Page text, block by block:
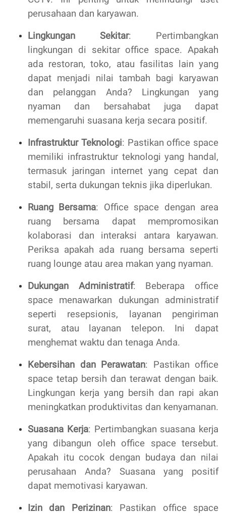
perusahaan dan karyawan.
Lingkungan Sekitar: Pertimbangkan
lingkungan di sekitar office space. Apakah
ada restoran, toko, atau fasilitas lain yang
dapat menjadi nilai tambah bagi karyawan
dan pelanggan Anda? Lingkungan yang
nyaman dan bersahabat juga dapat
memengaruhi suasana kerja secara positif.
Infrastruktur Teknologi: Pastikan office space
memiliki infrastruktur teknologi yang handal,
termasuk jaringan internet yang cepat dan
stabil, serta dukungan teknis jika diperlukan.
Ruang Bersama: Office space dengan area
ruang bersama dapat mempromosikan
kolaborasi dan interaksi antara karyawan.
Periksa apakah ada ruang bersama seperti
ruang lounge atau area makan yang nyaman.
Dukungan Administratif: Beberapa office
space menawarkan dukungan administratif
seperti resepsionis, layanan pengiriman
surat, atau layanan telepon. Ini dapat
menghemat waktu dan tenaga Anda.
Kebersihan dan Perawatan: Pastikan office
space tetap bersih dan terawat dengan baik.
Lingkungan kerja yang bersih dan rapi akan
meningkatkan produktivitas dan kenyamanan.
Suasana Kerja: Pertimbangkan suasana kerja
yang dibangun oleh office space tersebut.
Apakah itu cocok dengan budaya dan nilai
perusahaan Anda? Suasana yang positif
dapat memotivasi karyawan.
Izin dan Perizinan: Pastikan office space